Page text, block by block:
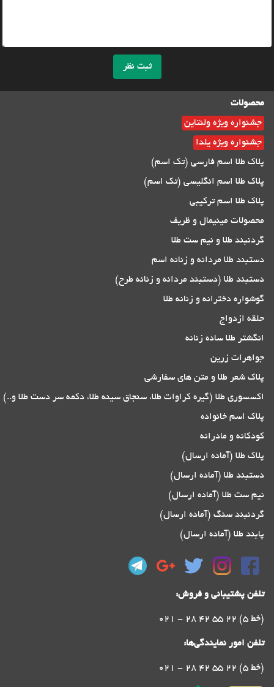
ثبت نظر
محصولات
جشنواره ویژه ولنتاین
جشنواره ویژه یلدا
پلاک طلا اسم فارسی (تک اسم)
پلاک طلا اسم انگلیسی (تک اسم)
پلاک طلا اسم ترکیبی
محصولات مینیمال و ظریف
گردنبند طلا و نیم ست طلا
دستبند طلا مردانه و زنانه اسم
دستبند طلا (دستبند مردانه و زنانه طرح)
گوشواره دخترانه و زنانه طلا
حلقه ازدواج
انگشتر طلا ساده زنانه
جواهرات زرین
پلاک شعر طلا و متن های سفارشی
اکسسوری طلا (گیره کراوات طلا، سنجاق سینه طلا، دکمه سر دست طلا و..)
پلاک اسم خانواده
کودکانه و مادرانه
پلاک طلا (آماده ارسال)
دستبند طلا (آماده ارسال)
نیم ست طلا (آماده ارسال)
گردنبند سنگ (آماده ارسال)
پابند طلا (آماده ارسال)
تلفن پشتیبانی و فروش:
021 - 28 42 55 22 (5 خط)
تلفن امور نمایندگی‌ها:
021 - 28 42 55 22 (5 خط)